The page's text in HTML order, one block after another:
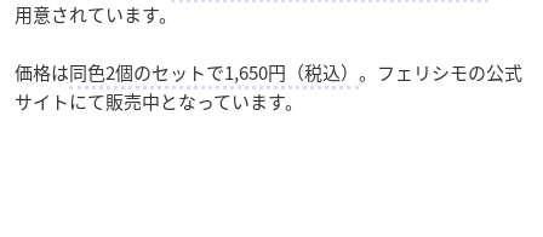
用意されています。
価格は同色2個のセットで1,650円（税込） 。フェリシモの公式
サイトにて販売中となっています。